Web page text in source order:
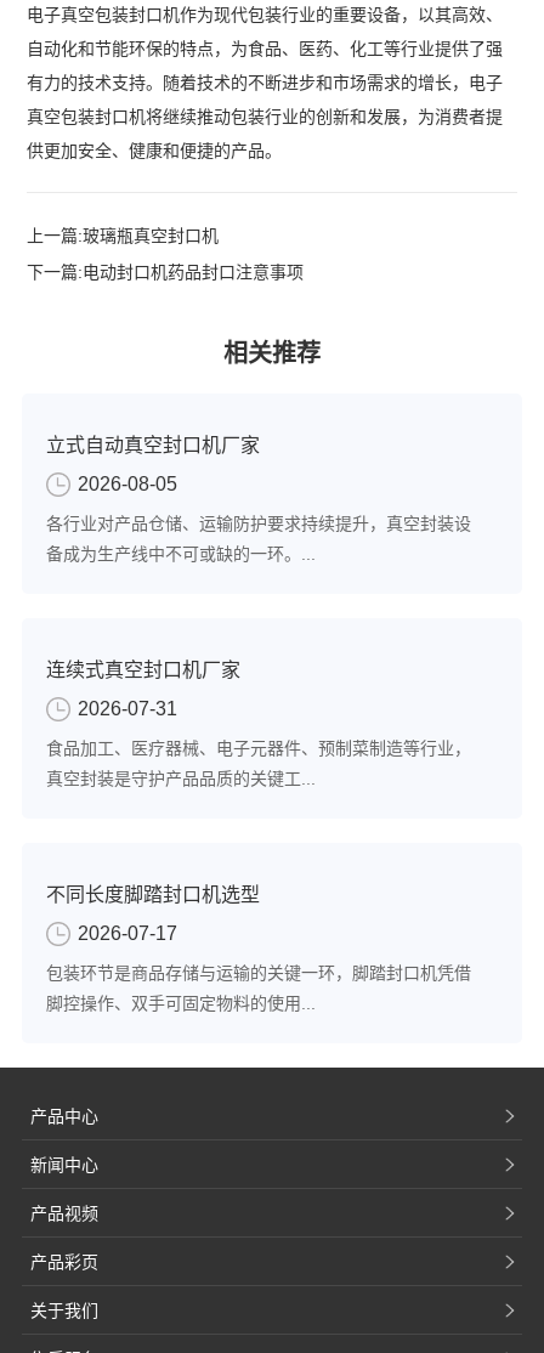
电子真空包装封口机作为现代包装行业的重要设备，以其高效、
自动化和节能环保的特点，为食品、医药、化工等行业提供了强
有力的技术支持。随着技术的不断进步和市场需求的增长，电子
真空包装封口机将继续推动包装行业的创新和发展，为消费者提
供更加安全、健康和便捷的产品。‍
上一篇:玻璃瓶真空封口机
下一篇:电动封口机药品封口注意事项
相关推荐
立式自动真空封口机厂家
2026-08-05
各行业对产品仓储、运输防护要求持续提升，真空封装设
备成为生产线中不可或缺的一环。...
连续式真空封口机厂家
2026-07-31
食品加工、医疗器械、电子元器件、预制菜制造等行业，
真空封装是守护产品品质的关键工...
不同长度脚踏封口机选型
2026-07-17
包装环节是商品存储与运输的关键一环，脚踏封口机凭借
脚控操作、双手可固定物料的使用...
产品中心
新闻中心
产品视频
产品彩页
关于我们